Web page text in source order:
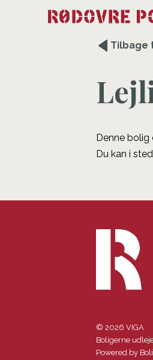
Tilbage
Denne bolig
Du kan i
© 2026 VIGA
Boligerne
Powered by